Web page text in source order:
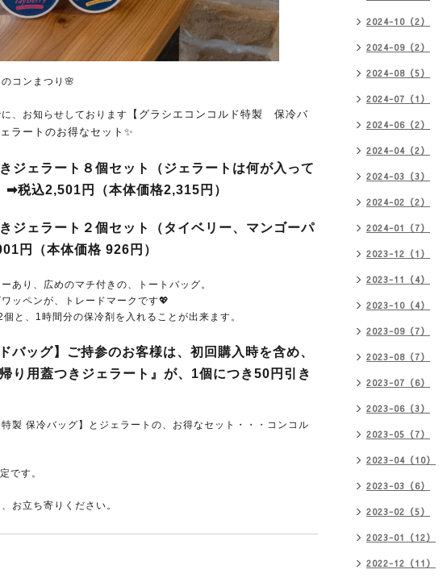
コンまつり🌸
、お知らせしております
【グラシエコンコルド特製 保冷バ
ラートのお得なセット✨
ジェラート８個セット（ジェラートは何が入って
➡税込2,501円（本体価格2,315円）
ジェラート２個セット（タイベリー、マンゴーパ
円（本体価格 926円 ）
あり、広めのマチ付きの、トートバッグ。
ッペンが、トレードマークです💖
と、1時間分の保冷剤を入れることが出来ます。
バッグ】ご持参のお客様は、初回購入時を含め、
り用蓋つきジェラート』が、1個につき50円引き
製 保冷バッグ】とジェラートの、お得なセット・・・コンコル
です。
お立ち寄りください。
2024-10（2）
2024-09（2）
2024-08（5）
2024-07（1）
2024-06（2）
2024-04（2）
2024-03（3）
2024-02（2）
2024-01（7）
2023-12（1）
2023-11（4）
2023-10（4）
2023-09（7）
2023-08（7）
2023-07（6）
2023-06（3）
2023-05（7）
2023-04（10）
2023-03（6）
2023-02（5）
2023-01（12）
2022-12（11）